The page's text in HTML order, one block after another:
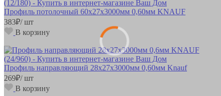
Профиль потолочный 60х27х3000мм 0,60мм KNAUF
383₽/ шт
В корзину
Профиль направляющий 28х27х3000мм 0,60мм Knauf
269₽/ шт
В корзину